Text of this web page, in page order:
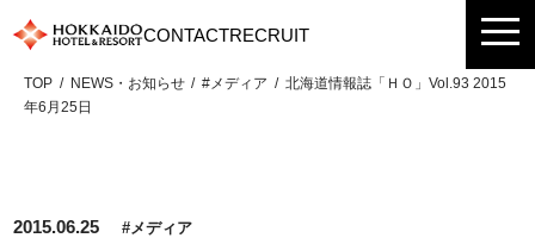
Skip
content
CONTACTRECRUIT
TOP NEWS・お知らせ #メディア
北海道情報誌「ＨＯ」Vol.93 2015
年6月25日
2015.06.25 #メディア